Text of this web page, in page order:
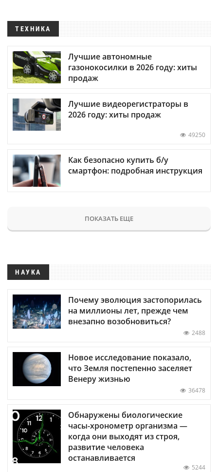
ТЕХНИКА
Лучшие автономные
газонокосилки в 2026 году: хиты
продаж
Лучшие видеорегистраторы в
2026 году: хиты продаж
49250
Как безопасно купить б/у
смартфон: подробная инструкция
ПОКАЗАТЬ ЕЩЕ
НАУКА
Почему эволюция застопорилась
на миллионы лет, прежде чем
внезапно возобновиться?
2488
Новое исследование показало,
что Земля постепенно заселяет
Венеру жизнью
36478
Обнаружены биологические
часы-хронометр организма —
когда они выходят из строя,
развитие человека
останавливается
5244